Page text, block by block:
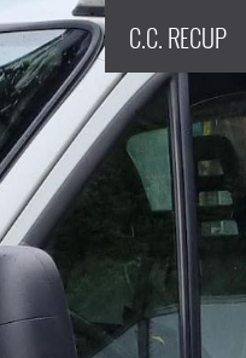
C.C. RECUP